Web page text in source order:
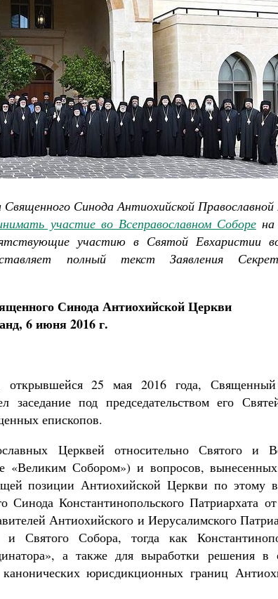
Синода Антиохийской Православной
участие во Всеправославном Соборена
участию в Святой Евхаристии
полный текст Заявления
Синода Антиохийской Церкви
6 июня 2016 г.
открывшейся 25 мая 2016 года,
под председательством его
епископов.
Церквей относительно Святого и
«Великим Собором») и вопросов,
позиции Антиохийской Церкви по этому
Константинопольского Патриархата
Антиохийского и Иерусалимского
Святого Собора, тогда как
а также для выработки решения в
юрисдикционных границ
своё место в жизни
Великомученик Георгий
святого
Роман Котов